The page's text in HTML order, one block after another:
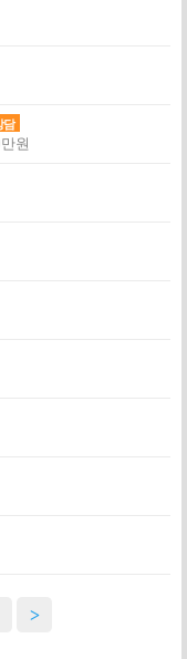
담
원
>